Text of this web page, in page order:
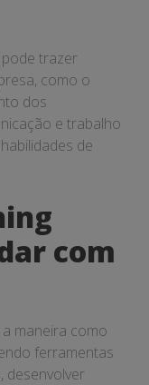
trazer
como o
dos
e trabalho
de
com
maneira como
ferramentas
desenvolver